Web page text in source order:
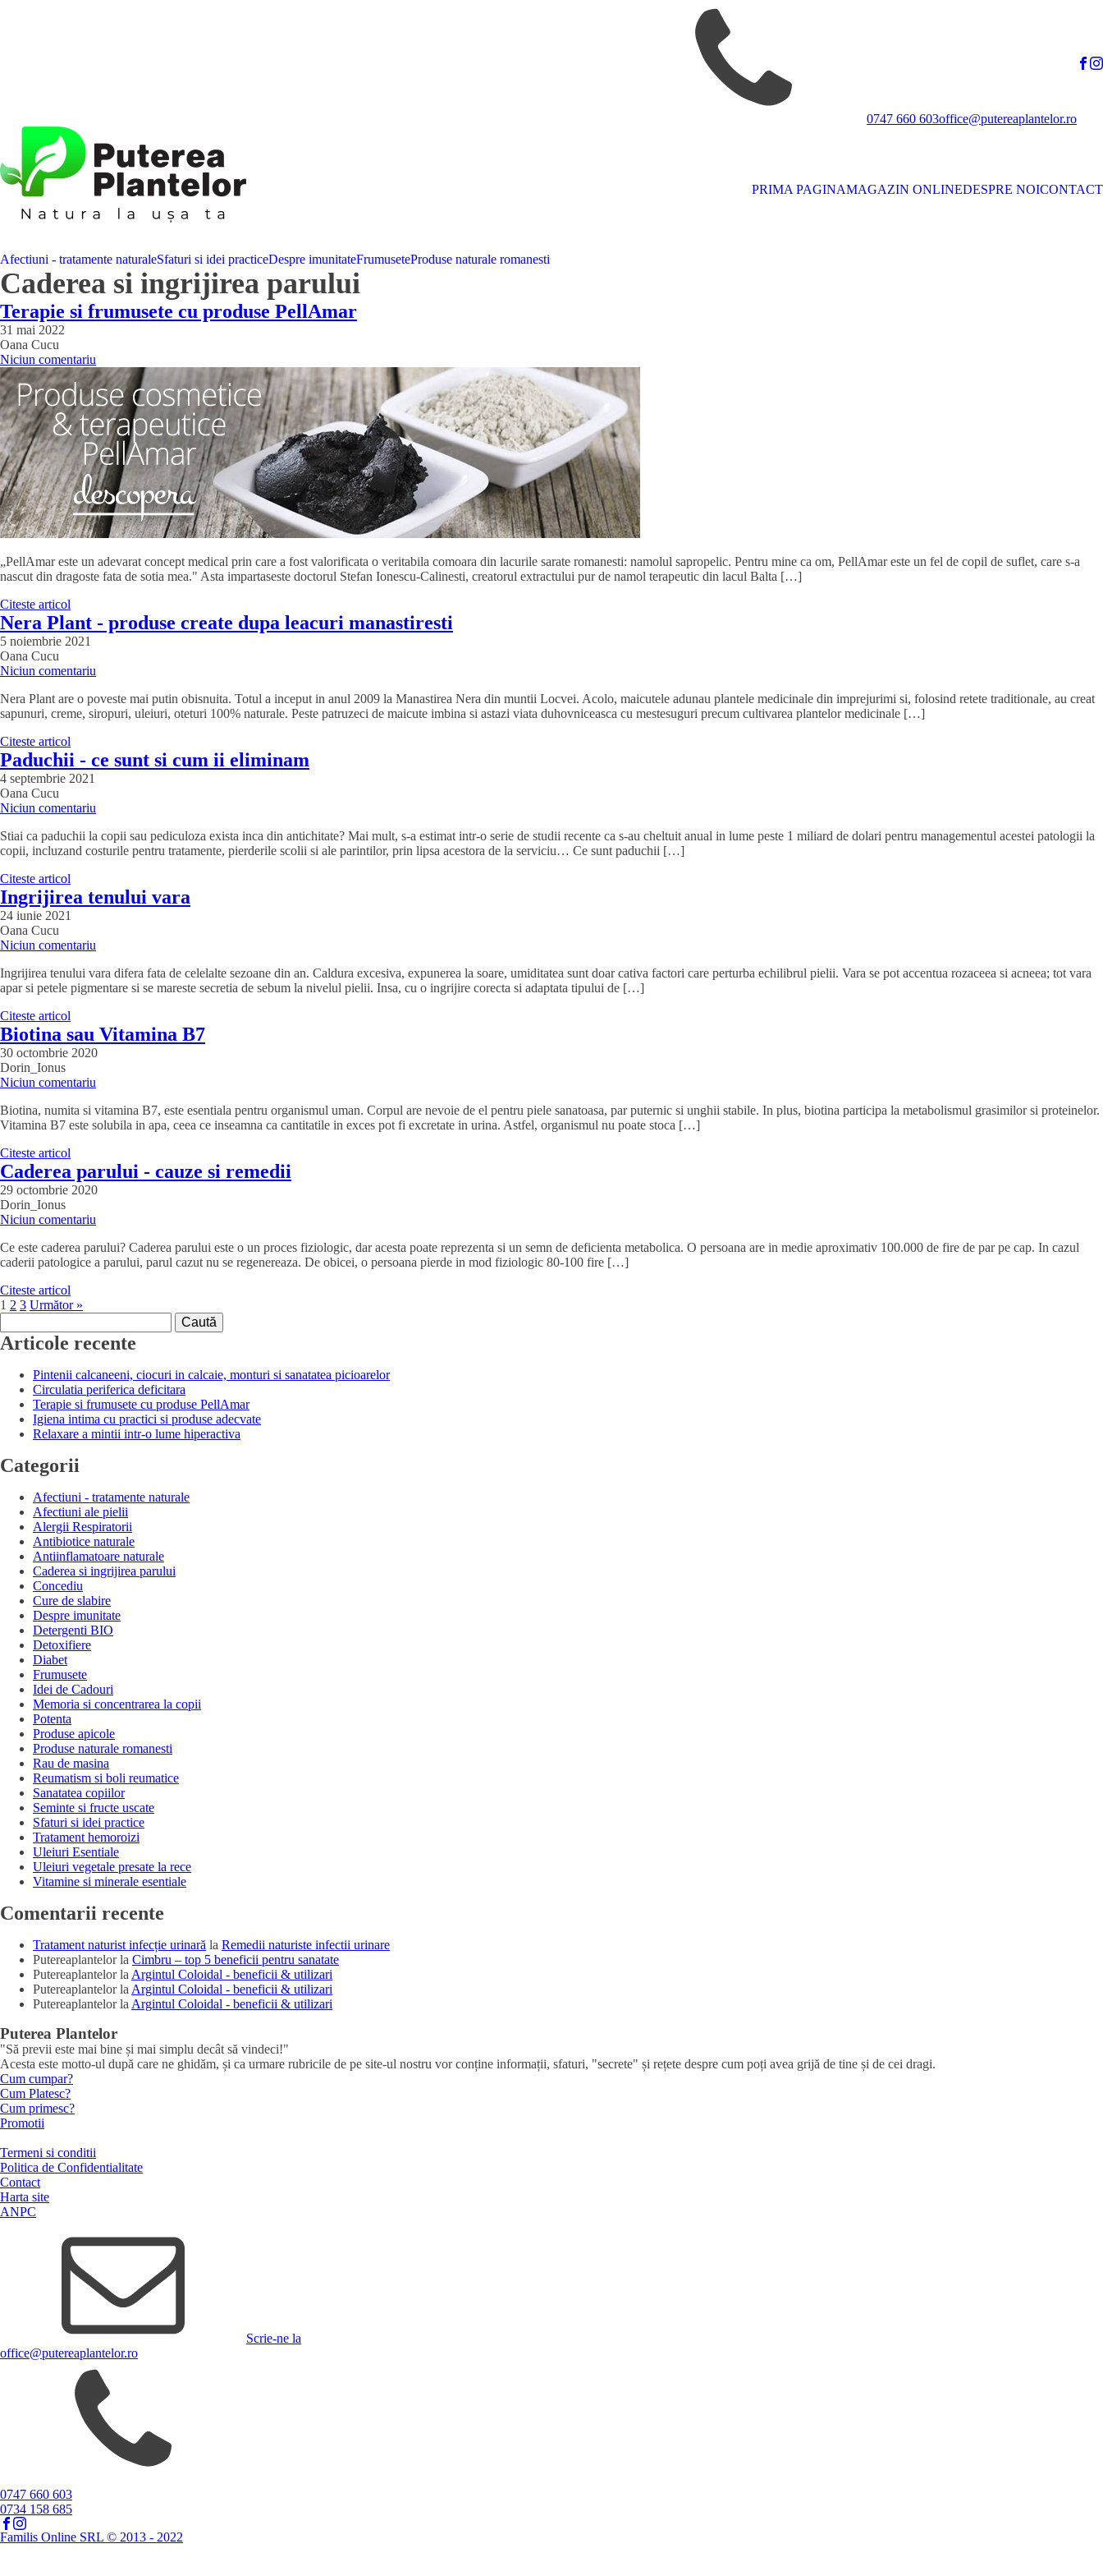
0747 660 603office@putereaplantelor.ro
PRIMA PAGINAMAGAZIN ONLINEDESPRE NOICONTACT
Afectiuni - tratamente naturaleSfaturi si idei practiceDespre imunitateFrumuseteProduse naturale romanesti
Caderea si ingrijirea parului
Terapie si frumusete cu produse PellAmar
31 mai 2022
Oana Cucu
Niciun comentariu
„PellAmar este un adevarat concept medical prin care a fost valorificata o veritabila comoara din lacurile sarate romanesti: namolul sapropelic. Pentru mine ca om, PellAmar este un fel de copil de suflet, care s-a
nascut din dragoste fata de sotia mea." Asta impartaseste doctorul Stefan Ionescu-Calinesti, creatorul extractului pur de namol terapeutic din lacul Balta […]
Citeste articol
Nera Plant - produse create dupa leacuri manastiresti
5 noiembrie 2021
Oana Cucu
Niciun comentariu
Nera Plant are o poveste mai putin obisnuita. Totul a inceput in anul 2009 la Manastirea Nera din muntii Locvei. Acolo, maicutele adunau plantele medicinale din imprejurimi si, folosind retete traditionale, au creat
sapunuri, creme, siropuri, uleiuri, oteturi 100% naturale. Peste patruzeci de maicute imbina si astazi viata duhovniceasca cu mestesuguri precum cultivarea plantelor medicinale […]
Citeste articol
Paduchii - ce sunt si cum ii eliminam
4 septembrie 2021
Oana Cucu
Niciun comentariu
Stiai ca paduchii la copii sau pediculoza exista inca din antichitate? Mai mult, s-a estimat intr-o serie de studii recente ca s-au cheltuit anual in lume peste 1 miliard de dolari pentru managementul acestei patologii la
copii, incluzand costurile pentru tratamente, pierderile scolii si ale parintilor, prin lipsa acestora de la serviciu… Ce sunt paduchii […]
Citeste articol
Ingrijirea tenului vara
24 iunie 2021
Oana Cucu
Niciun comentariu
Ingrijirea tenului vara difera fata de celelalte sezoane din an. Caldura excesiva, expunerea la soare, umiditatea sunt doar cativa factori care perturba echilibrul pielii. Vara se pot accentua rozaceea si acneea; tot vara
apar si petele pigmentare si se mareste secretia de sebum la nivelul pielii. Insa, cu o ingrijire corecta si adaptata tipului de […]
Citeste articol
Biotina sau Vitamina B7
30 octombrie 2020
Dorin_Ionus
Niciun comentariu
Biotina, numita si vitamina B7, este esentiala pentru organismul uman. Corpul are nevoie de el pentru piele sanatoasa, par puternic si unghii stabile. In plus, biotina participa la metabolismul grasimilor si proteinelor.
Vitamina B7 este solubila in apa, ceea ce inseamna ca cantitatile in exces pot fi excretate in urina. Astfel, organismul nu poate stoca […]
Citeste articol
Caderea parului - cauze si remedii
29 octombrie 2020
Dorin_Ionus
Niciun comentariu
Ce este caderea parului? Caderea parului este o un proces fiziologic, dar acesta poate reprezenta si un semn de deficienta metabolica. O persoana are in medie aproximativ 100.000 de fire de par pe cap. In cazul
caderii patologice a parului, parul cazut nu se regenereaza. De obicei, o persoana pierde in mod fiziologic 80-100 fire […]
Citeste articol
1 2 3 Următor »
după:
Articole recente
Pintenii calcaneeni, ciocuri in calcaie, monturi si sanatatea picioarelor
Circulatia periferica deficitara
Terapie si frumusete cu produse PellAmar
Igiena intima cu practici si produse adecvate
Relaxare a mintii intr-o lume hiperactiva
Categorii
Afectiuni - tratamente naturale
Afectiuni ale pielii
Alergii Respiratorii
Antibiotice naturale
Antiinflamatoare naturale
Caderea si ingrijirea parului
Concediu
Cure de slabire
Despre imunitate
Detergenti BIO
Detoxifiere
Diabet
Frumusete
Idei de Cadouri
Memoria si concentrarea la copii
Potenta
Produse apicole
Produse naturale romanesti
Rau de masina
Reumatism si boli reumatice
Sanatatea copiilor
Seminte si fructe uscate
Sfaturi si idei practice
Tratament hemoroizi
Uleiuri Esentiale
Uleiuri vegetale presate la rece
Vitamine si minerale esentiale
Comentarii recente
Tratament naturist infecție urinară la Remedii naturiste infectii urinare
Putereaplantelorla Cimbru – top 5 beneficii pentru sanatate
Putereaplantelorla Argintul Coloidal - beneficii & utilizari
Putereaplantelorla Argintul Coloidal - beneficii & utilizari
Putereaplantelorla Argintul Coloidal - beneficii & utilizari
Puterea Plantelor
"Să previi este mai bine și mai simplu decât să vindeci!"
Acesta este motto-ul după care ne ghidăm, și ca urmare rubricile de pe site-ul nostru vor conține informații, sfaturi, "secrete" și rețete despre cum poți avea grijă de tine și de cei dragi.
Cum cumpar?
Cum Platesc?
Cum primesc?
Promotii
Termeni si conditii
Politica de Confidentialitate
Contact
Harta site
ANPC
Scrie-ne la
office@putereaplantelor.ro
0747 660 603
0734 158 685
Familis Online SRL © 2013 - 2022